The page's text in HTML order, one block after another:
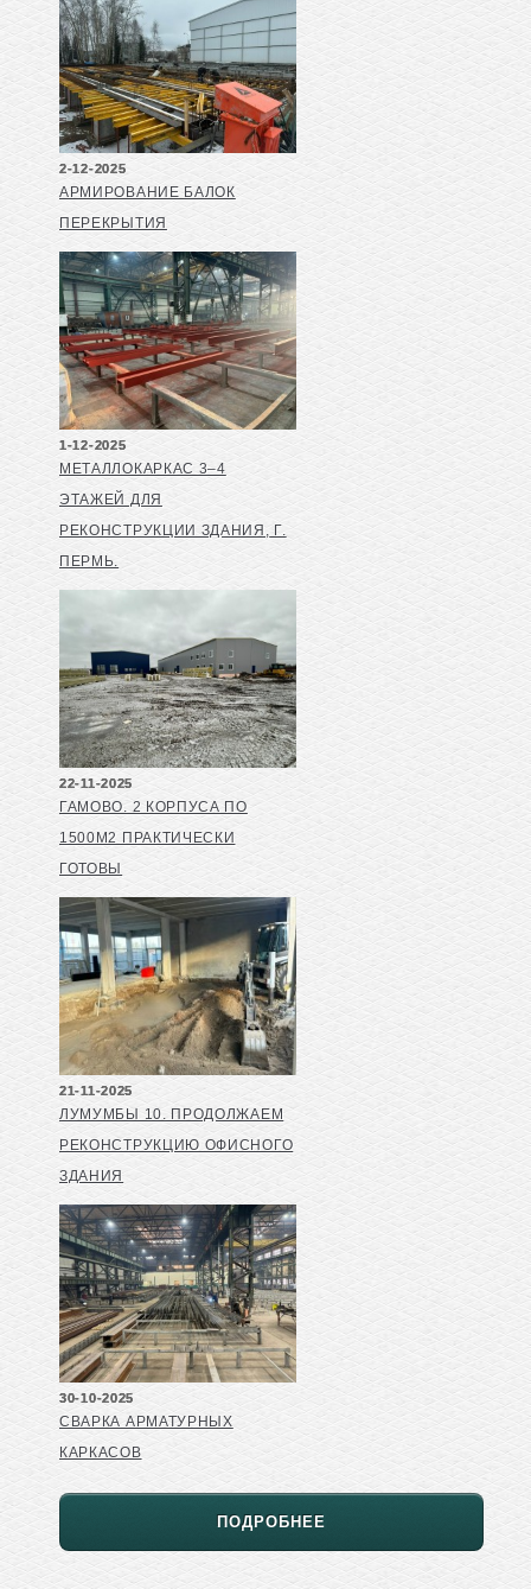
2-12-2025
АРМИРОВАНИЕ БАЛОК
ПЕРЕКРЫТИЯ
1-12-2025
МЕТАЛЛОКАРКАС 3–4
ЭТАЖЕЙ ДЛЯ
РЕКОНСТРУКЦИИ ЗДАНИЯ, Г.
ПЕРМЬ.
22-11-2025
ГАМОВО. 2 КОРПУСА ПО
1500М2 ПРАКТИЧЕСКИ
ГОТОВЫ
21-11-2025
ЛУМУМБЫ 10. ПРОДОЛЖАЕМ
РЕКОНСТРУКЦИЮ ОФИСНОГО
ЗДАНИЯ
30-10-2025
СВАРКА АРМАТУРНЫХ
КАРКАСОВ
ПОДРОБНЕЕ